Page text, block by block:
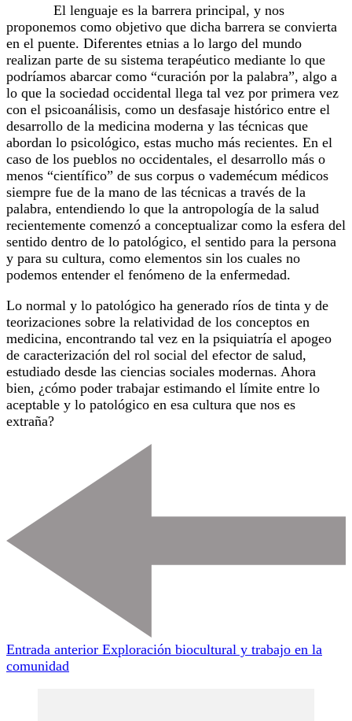
El lenguaje es la barrera principal, y nos
proponemos como objetivo que dicha barrera se convierta
en el puente. Diferentes etnias a lo largo del mundo
realizan parte de su sistema terapéutico mediante lo que
podríamos abarcar como “curación por la palabra”, algo a
lo que la sociedad occidental llega tal vez por primera vez
con el psicoanálisis, como un desfasaje histórico entre el
desarrollo de la medicina moderna y las técnicas que
abordan lo psicológico, estas mucho más recientes. En el
caso de los pueblos no occidentales, el desarrollo más o
menos “científico” de sus corpus o vademécum médicos
siempre fue de la mano de las técnicas a través de la
palabra, entendiendo lo que la antropología de la salud
recientemente comenzó a conceptualizar como la esfera del
sentido dentro de lo patológico, el sentido para la persona
y para su cultura, como elementos sin los cuales no
podemos entender el fenómeno de la enfermedad.
Lo normal y lo patológico ha generado ríos de tinta y de
teorizaciones sobre la relatividad de los conceptos en
medicina, encontrando tal vez en la psiquiatría el apogeo
de caracterización del rol social del efector de salud,
estudiado desde las ciencias sociales modernas. Ahora
bien, ¿cómo poder trabajar estimando el límite entre lo
aceptable y lo patológico en esa cultura que nos es
extraña?
entradas
Entrada anterior Exploración biocultural y trabajo en la
comunidad